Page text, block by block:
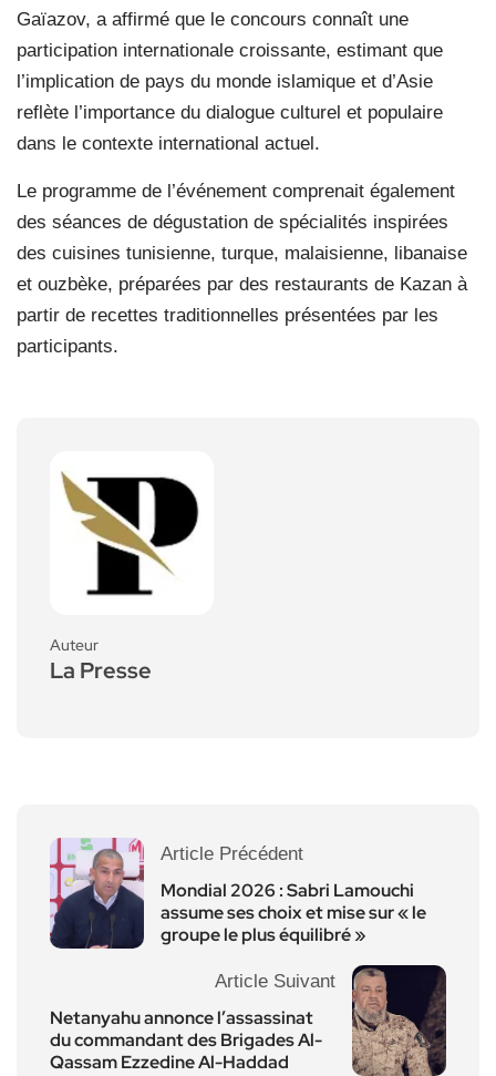
Gaïazov, a affirmé que le concours connaît une
participation internationale croissante, estimant que
l’implication de pays du monde islamique et d’Asie
reflète l’importance du dialogue culturel et populaire
dans le contexte international actuel.
Le programme de l’événement comprenait également
des séances de dégustation de spécialités inspirées
des cuisines tunisienne, turque, malaisienne, libanaise
et ouzbèke, préparées par des restaurants de Kazan à
partir de recettes traditionnelles présentées par les
participants.
Auteur
La Presse
Article Précédent
Mondial 2026 : Sabri Lamouchi
assume ses choix et mise sur « le
groupe le plus équilibré »
Article Suivant
Netanyahu annonce l’assassinat
du commandant des Brigades Al-
Qassam Ezzedine Al-Haddad